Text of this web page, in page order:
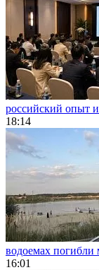
российский опыт
18:14
водоемах
16:01